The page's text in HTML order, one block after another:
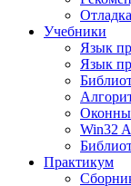
Учебники
Язык
Язык
Win32
Практикум